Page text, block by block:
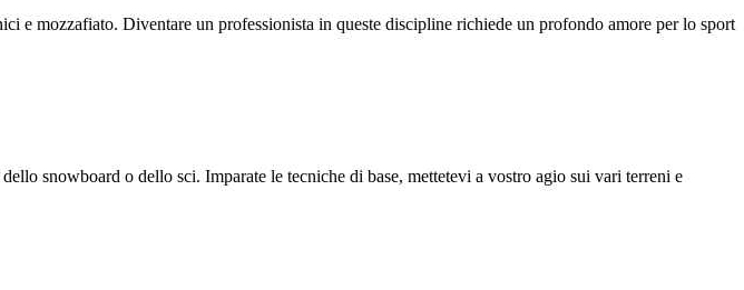
e mozzafiato. Diventare un professionista in queste discipline richiede un profondo amore per lo sport
snowboard o dello sci. Imparate le tecniche di base, mettetevi a vostro agio sui vari terreni e